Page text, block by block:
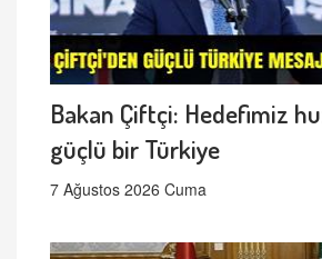
Bakan Çiftçi: Hedefimiz
güçlü bir Türkiye
7 Ağustos 2026 Cuma